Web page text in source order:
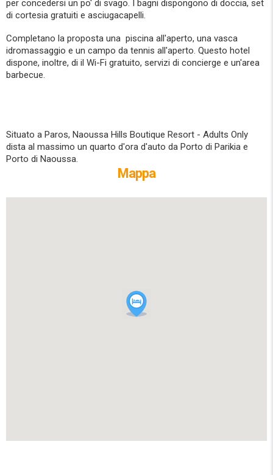
per concedersi un po' di svago. I bagni dispongono di doccia, set
di cortesia gratuiti e asciugacapelli.
Completano la proposta una piscina all'aperto, una vasca
idromassaggio e un campo da tennis all'aperto. Questo hotel
dispone, inoltre, di il Wi-Fi gratuito, servizi di concierge e un'area
barbecue.
Situato a Paros, Naoussa Hills Boutique Resort - Adults Only
dista al massimo un quarto d'ora d'auto da Porto di Parikia e
Porto di Naoussa.
Mappa